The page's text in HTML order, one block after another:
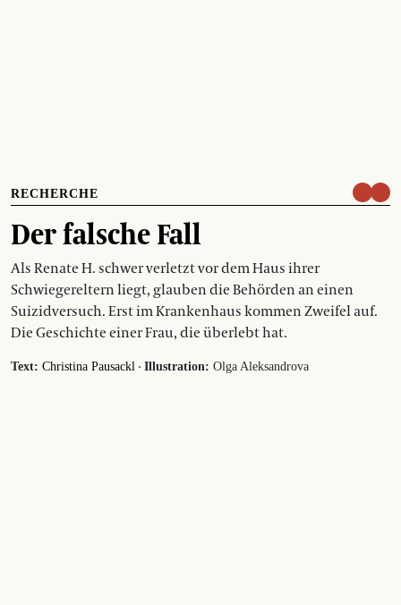
RECHERCHE
Der falsche Fall
Als Renate H. schwer verletzt vor dem Haus ihrer
Schwiegereltern liegt, glauben die Behörden an einen
Suizidversuch. Erst im Krankenhaus kommen Zweifel auf.
Die Geschichte einer Frau, die überlebt hat.
Text: Christina Pausackl · Illustration: Olga Aleksandrova